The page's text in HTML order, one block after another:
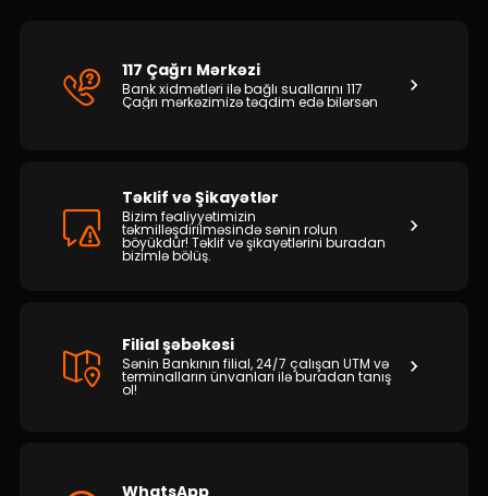
117 Çağrı Mərkəzi
Bank xidmətləri ilə bağlı suallarını 117
Çağrı mərkəzimizə təqdim edə bilərsən
Təklif və Şikayətlər
Bizim fəaliyyətimizin
təkmilləşdirilməsində sənin rolun
böyükdür! Təklif və şikayətlərini buradan
bizimlə bölüş.
Filial şəbəkəsi
Sənin Bankının filial, 24/7 çalışan UTM və
terminalların ünvanları ilə buradan tanış
ol!